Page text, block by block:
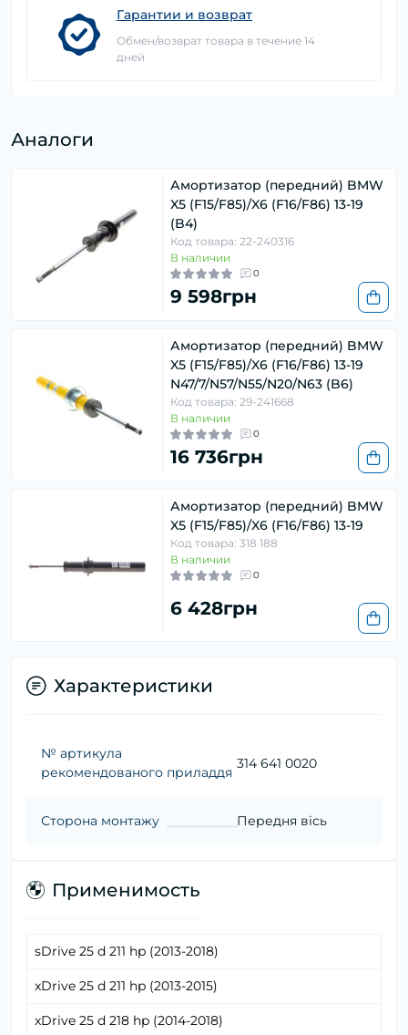
Гарантии и возврат
Обмен/возврат товара в течение 14
дней
Аналоги
Амортизатор (передний) BMW
X5 (F15/F85)/X6 (F16/F86) 13-19
(B4)
Код товара: 22-240316
В наличии
0
9 598грн
Амортизатор (передний) BMW
X5 (F15/F85)/X6 (F16/F86) 13-19
N47/7/N57/N55/N20/N63 (B6)
Код товара: 29-241668
В наличии
0
16 736грн
Амортизатор (передний) BMW
X5 (F15/F85)/X6 (F16/F86) 13-19
Код товара: 318 188
В наличии
0
6 428грн
Характеристики
№ артикула
рекомендованого приладдя
314 641 0020
Сторона монтажу Передня вісь
Применимость
sDrive 25 d 211 hp (2013-2018)
xDrive 25 d 211 hp (2013-2015)
xDrive 25 d 218 hp (2014-2018)